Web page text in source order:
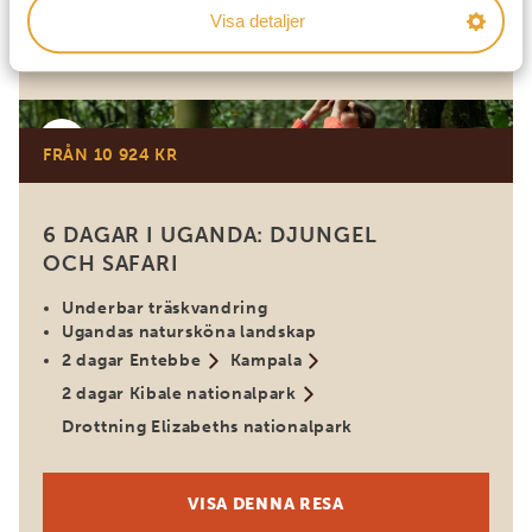
Visa detaljer
VISA DENNA RESA
Uganda
FRÅN 10 924 KR
6 DAGAR I UGANDA: DJUNGEL
OCH SAFARI
Underbar träskvandring
Ugandas natursköna landskap
2 dagar Entebbe
Kampala
2 dagar Kibale nationalpark
Drottning Elizabeths nationalpark
VISA DENNA RESA